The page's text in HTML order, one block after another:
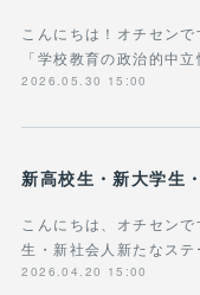
こんにちは！オチセン
「学校教育の政治的中
2026.05.30 15:00
こんにちは、オチセン
生・新社会人新たなス
2026.04.20 15:00